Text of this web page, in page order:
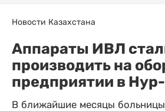
Новости Казахстана
Аппараты ИВЛ
производить на
предприятии в
В ближайшие месяцы